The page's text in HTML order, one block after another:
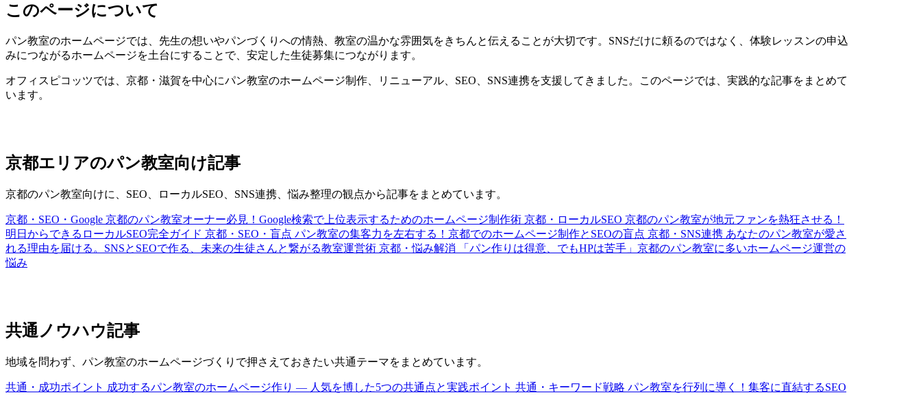
このページについて
パン教室のホームページでは、先生の想いやパンづくりへの情熱、教室の温かな雰囲気をきちんと伝えることが大切です。SNSだけに頼るのではなく、体験レッスンの申込
みにつながるホームページを土台にすることで、安定した生徒募集につながります。
オフィスピコッツでは、京都・滋賀を中心にパン教室のホームページ制作、リニューアル、SEO、SNS連携を支援してきました。このページでは、実践的な記事をまとめて
います。
京都エリアのパン教室向け記事
京都のパン教室向けに、SEO、ローカルSEO、SNS連携、悩み整理の観点から記事をまとめています。
京都・SEO・Google 京都のパン教室オーナー必見！Google検索で上位表示するためのホームページ制作術 京都・ローカルSEO 京都のパン教室が地元ファンを熱狂させる！
明日からできるローカルSEO完全ガイド 京都・SEO・盲点 パン教室の集客力を左右する！京都でのホームページ制作とSEOの盲点 京都・SNS連携 あなたのパン教室が愛さ
れる理由を届ける。SNSとSEOで作る、未来の生徒さんと繋がる教室運営術 京都・悩み解消
「パン作りは得意、でもHPは苦手」京都のパン教室に多いホームページ運営の
悩み
共通ノウハウ記事
地域を問わず、パン教室のホームページづくりで押さえておきたい共通テーマをまとめています。
共通・成功ポイント 成功するパン教室のホームページ作り ― 人気を博した5つの共通点と実践ポイント 共通・キーワード戦略 パン教室を行列に導く！集客に直結するSEO